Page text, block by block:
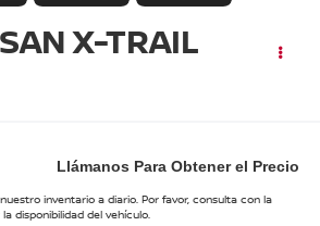
X-TRAIL
Llámanos Para Obtener el Precio
inventario a diario. Por favor, consulta con la
disponibilidad del vehículo.